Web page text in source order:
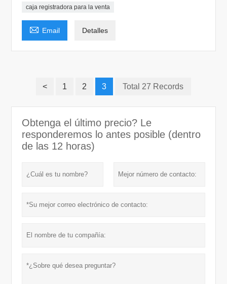
caja registradora para la venta
 Email Detalles
< 1 2 3 Total 27 Records
Obtenga el último precio? Le
responderemos lo antes posible (dentro
de las 12 horas)